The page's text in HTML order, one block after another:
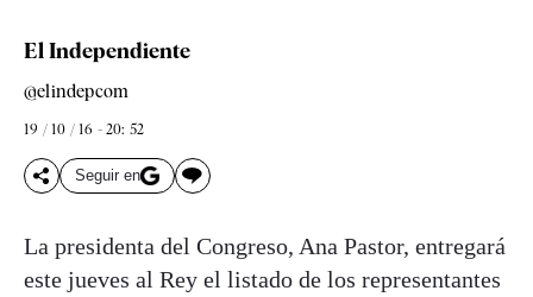
El Independiente
@elindepcom
19 / 10 / 16 - 20: 52
Seguir en
La presidenta del Congreso, Ana Pastor, entregará
este jueves al Rey el listado de los representantes